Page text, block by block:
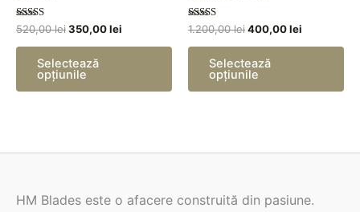
Evaluat la
5.00
din 5
520,00lei350,00lei
Selectează
opțiunile
Opțiunile
Evaluat la
5.00
din 5
1.200,00lei400,00lei
Selectează
opțiunile
HM Blades este o afacere construită din pasiune.